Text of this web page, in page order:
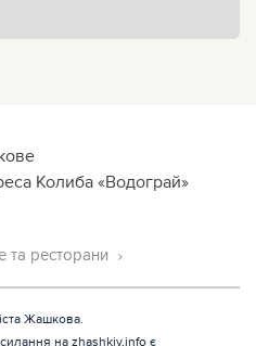
Колиба «Водограй»
та ресторани
Жашкова.
на zhashkiv.info є